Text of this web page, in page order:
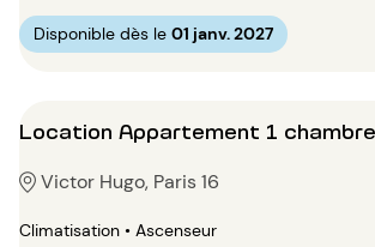
Disponible dès le 01 janv. 2027
Location Appartement 1
Victor Hugo, Paris 16
Climatisation • Ascenseur